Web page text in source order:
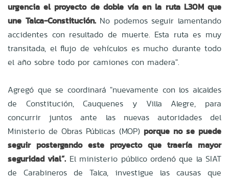
urgencia el proyecto de doble vía en la ruta L30M que
une Talca-Constitución.No podemos seguir lamentando
accidentes con resultado de muerte. Esta ruta es muy
transitada, el flujo de vehículos es mucho durante todo
el año sobre todo por camiones con madera".
Agregó que se coordinará "nuevamente con los alcaldes
de Constitución, Cauquenes y Villa Alegre, para
concurrir juntos ante las nuevas autoridades del
Ministerio de Obras Públicas (MOP) porque no se puede
seguir postergando este proyecto que traería mayor
seguridad vial”. El ministerio público ordenó que la SIAT
de Carabineros de Talca, investigue las causas que